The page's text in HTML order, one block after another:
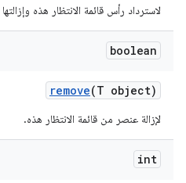
لاسترداد رأس قائمة الانتظار هذه وإزالتها
boolean
remove(T object)
لإزالة عنصر من قائمة الانتظار هذه.
int